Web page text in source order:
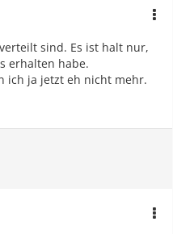
sind. Es ist halt nur,
erhalten habe.
ich ja jetzt eh nicht mehr.